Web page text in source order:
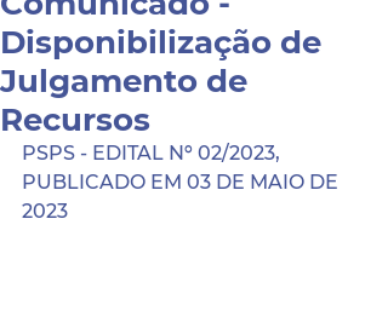
Disponibilização de
Julgamento de
Recursos
PSPS - EDITAL Nº 02/2023,
PUBLICADO EM 03 DE MAIO DE
2023